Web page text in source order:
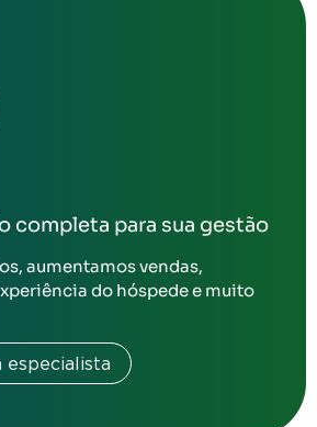
completa para sua gestão
aumentamos vendas,
do hóspede e muito
especialista